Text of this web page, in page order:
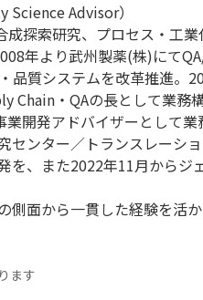
Advisor）
探索研究、プロセス・工業
年より武州製薬(株)にて
品質システムを改革推進。
Chain・QAの長として業務
開発アドバイザーとして
ンター／トランスレーシ
を、また2022年11月からジ
面から一貫した経験を活
ます